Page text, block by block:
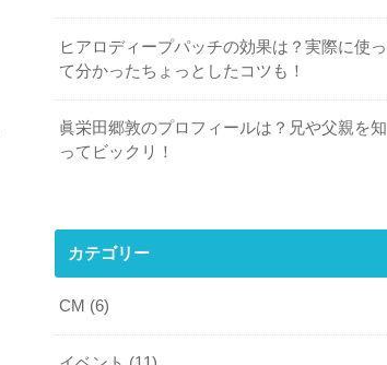
ヒアロディープパッチの効果は？実際に使っ
て分かったちょっとしたコツも！
眞栄田郷敦のプロフィールは？兄や父親を知
ってビックリ！
カテゴリー
CM (6)